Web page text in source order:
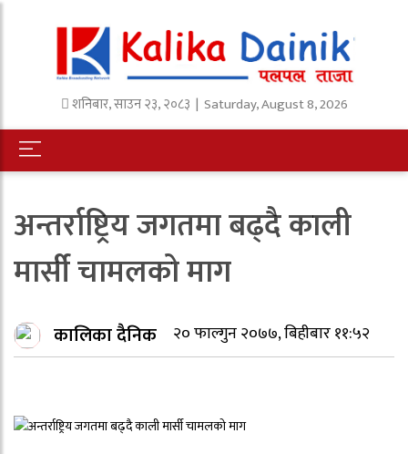
शनिबार,साउन२३,२०८३ | Saturday, August 8, 2026
अन्तर्राष्ट्रिय जगतमा बढ्दै काली
मार्सी चामलको माग
कालिका दैनिक २० फाल्गुन २०७७, बिहीबार ११:५२